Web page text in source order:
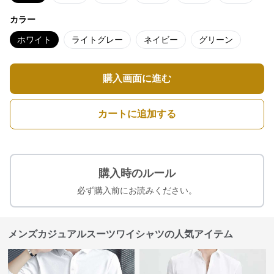
カラー
ホワイト ライトグレー ネイビー グリーン
購入画面に進む
カートに追加する
購入時のルール
必ず購入前にお読みください。
メンズカジュアルスーツワイシャツの人気アイテム